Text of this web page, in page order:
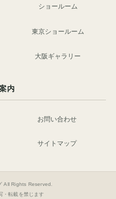
ショールーム
東京ショールーム
大阪ギャラリー
内
お問い合わせ
サイトマップ
All Rights Reserved.
・転載を禁じます